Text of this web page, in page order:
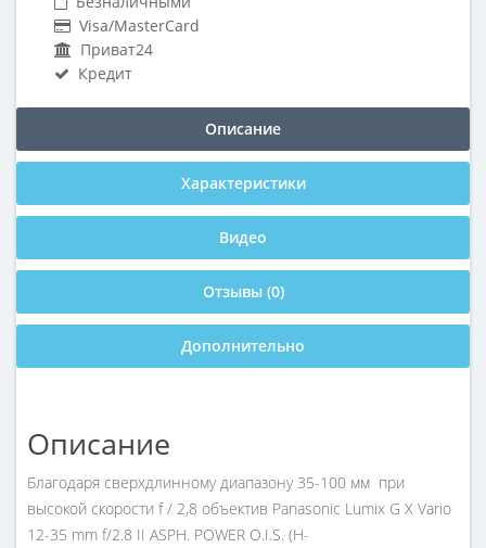
Visa/MasterCard
Приват24
Кредит
Описание
Характеристики
Видео
Отзывы (0)
Дополнительно
Описание
Благодаря сверхдлинному диапазону 35-100 мм при
высокой скорости f / 2,8 объектив Panasonic Lumix G X Vario
12-35 mm f/2.8 II ASPH. POWER O.I.S. (H-